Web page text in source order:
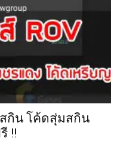
กิน โค้ดสุ่มสกิน
!!